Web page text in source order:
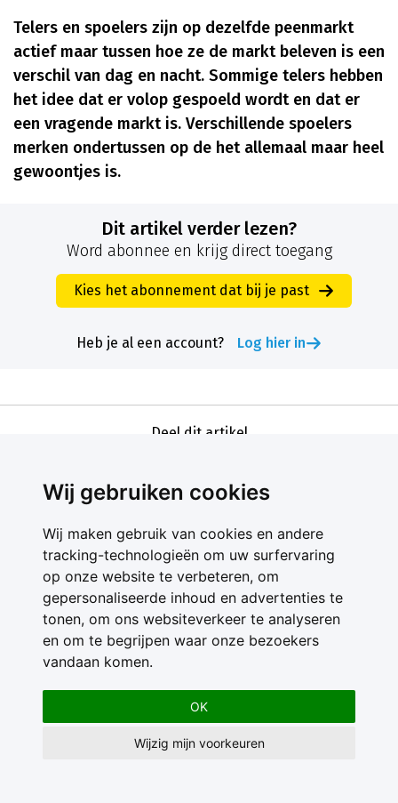
Wij gebruiken cookies
Wij maken gebruik van cookies en andere
tracking-technologieën om uw surfervaring
op onze website te verbeteren, om
gepersonaliseerde inhoud en advertenties te
tonen, om ons websiteverkeer te analyseren
en om te begrijpen waar onze bezoekers
vandaan komen.
OK
Wijzig mijn voorkeuren
Telers en spoelers zijn op dezelfde peenmarkt
actief maar tussen hoe ze de markt beleven is een
verschil van dag en nacht. Sommige telers hebben
het idee dat er volop gespoeld wordt en dat er
een vragende markt is. Verschillende spoelers
merken ondertussen op de het allemaal maar heel
gewoontjes is.
Dit artikel verder lezen?
Word abonnee en krijg direct toegang
Kies het abonnement dat bij je past
Heb je al een account? Log hier in
Deel dit artikel
Contact
Feedback
Nieuwsbrief
Adverteren
Gebruikersvoorwaarden
Privacy Statement